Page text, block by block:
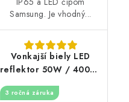
Samsung. Je vhodný...
Vonkajší biely LED
reflektor 50W / 4000K
3 ročná záruka